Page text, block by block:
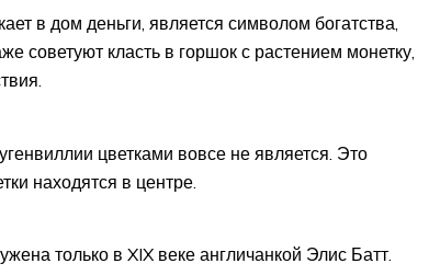
в дом деньги, является символом богатства,
советуют класть в горшок с растением монетку,
цветками вовсе не является. Это
находятся в центре.
только в XIX веке англичанкой Элис Батт.